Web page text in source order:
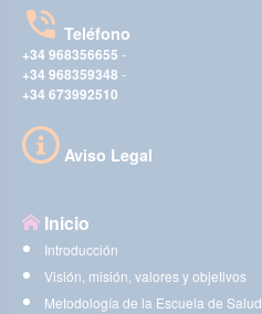
Teléfono
+34 968356655 -
+34 968359348 -
+34 673992510
Aviso Legal
Inicio
Introducción
Visión, misión, valores y objetivos
Metodología de la Escuela de Salud